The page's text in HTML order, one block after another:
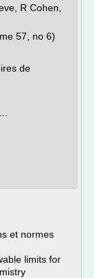
R Cohen,
57, no 6)
de
et normes
limits for